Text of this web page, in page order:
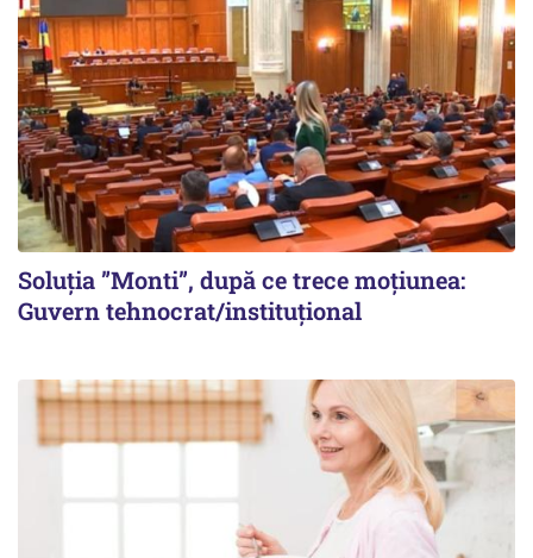
Soluția ”Monti”, după ce trece moțiunea:
Guvern tehnocrat/instituțional